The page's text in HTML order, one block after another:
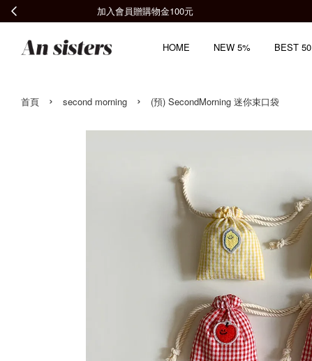
HOME NEW 5% BEST 50
首頁 › second morning › (預) SecondMorning 迷你束口袋